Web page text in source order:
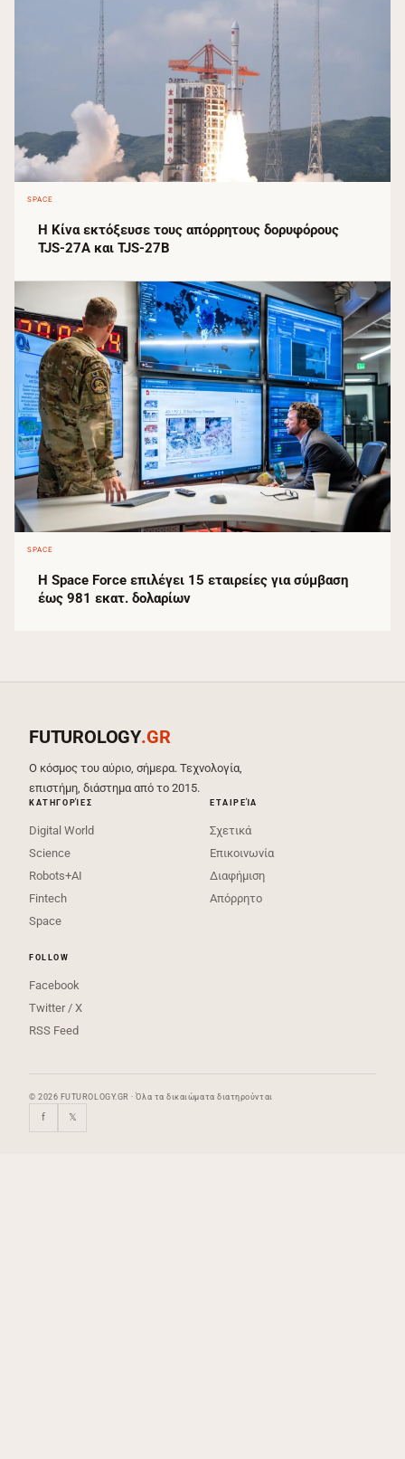
SPACE
Η Κίνα εκτόξευσε τους απόρρητους δορυφόρους
TJS-27A και TJS-27B
SPACE
Η Space Force επιλέγει 15 εταιρείες για σύμβαση
έως 981 εκατ. δολαρίων
FUTUROLOGY.GR
Ο κόσμος του αύριο, σήμερα. Τεχνολογία,
επιστήμη, διάστημα από το 2015.
ΚΑΤΗΓΟΡΊΕΣ
Digital World
Science
Robots+AI
Fintech
Space
ΕΤΑΙΡΕΊΑ
Σχετικά
Επικοινωνία
Διαφήμιση
Απόρρητο
FOLLOW
Facebook
Twitter / X
RSS Feed
© 2026 FUTUROLOGY.GR · Όλα τα δικαιώματα διατηρούνται
f 𝕏